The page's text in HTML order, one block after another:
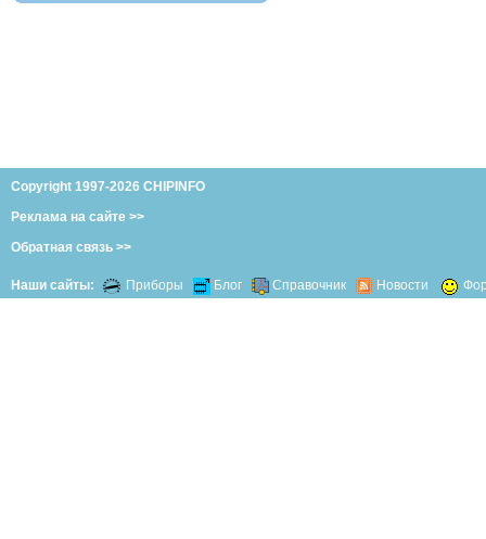
Copyright 1997-2026 CHIPINFO
Реклама на сайте >>
Обратная связь >>
Наши сайты: Приборы Блог Справочник Новости